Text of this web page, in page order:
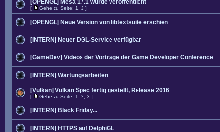
[OPENGL] Mesa 17.1 wurde veröffentlicht
[ Gehe zu Seite: 1 2 ]
[OPENGL] Neue Version von libtextsuite erschien
[INTERN] Neuer DGL-Service verfügbar
[GameDev] Videos der Vorträge der Game Developer Conference
[INTERN] Wartungsarbeiten
[Vulkan] Vulkan Spec fertig gestellt, Release 2016
[ Gehe zu Seite: 1 2 3 ]
[INTERN] Black Friday...
[INTERN] HTTPS auf DelphiGL